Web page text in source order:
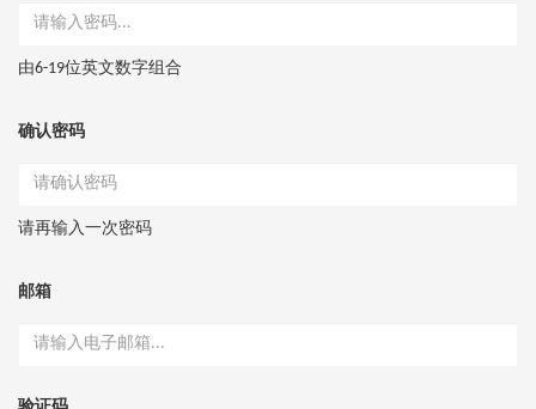
由6-19位英文数字组合
确认密码
请再输入一次密码
邮箱